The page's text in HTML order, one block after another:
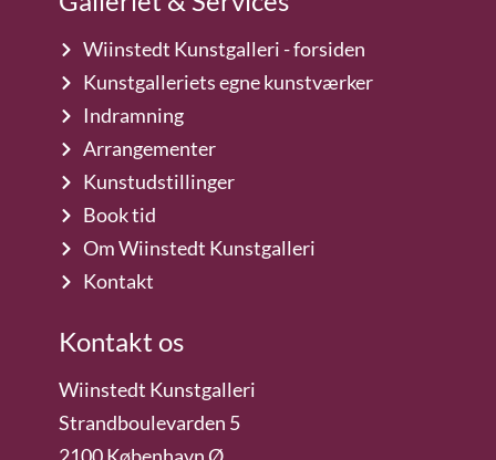
Wiinstedt Kunstgalleri - forsiden
Kunstgalleriets egne kunstværker
Indramning
Arrangementer
Kunstudstillinger
Book tid
Om Wiinstedt Kunstgalleri
Kontakt
Kontakt os
Wiinstedt Kunstgalleri
Strandboulevarden 5